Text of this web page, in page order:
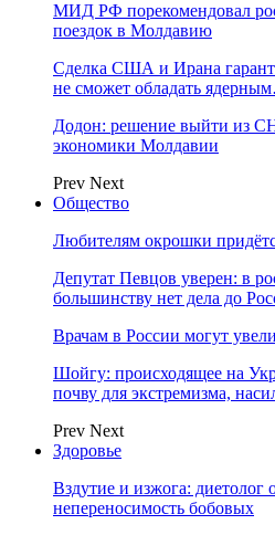
МИД РФ порекомендовал
поездок в Молдавию
Сделка США и Ирана
не сможет обладать
Додон: решение выйти из
экономики Молдавии
Prev Next
Общество
Любителям окрошки
Депутат Певцов уверен: в
большинству нет дела до
Врачам в России могут
Шойгу: происходящее на
почву для экстремизма,
Prev Next
Здоровье
Вздутие и изжога: диетолог
непереносимость бобовых